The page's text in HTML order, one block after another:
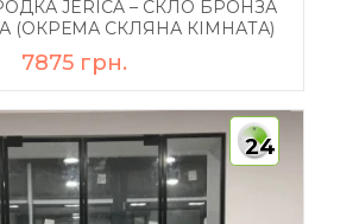
JÉRICA – СКЛО БРОНЗА
(ОКРЕМА СКЛЯНА КІМНАТА)
7875 грн.
24